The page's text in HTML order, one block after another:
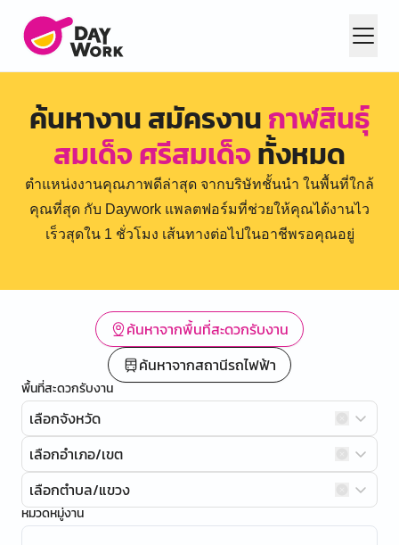
ค้นหางาน สมัครงานกาฬสินธุ์
สมเด็จ ศรีสมเด็จทั้งหมด
ตำแหน่งงานคุณภาพดีล่าสุด จากบริษัทชั้นนำ ในพื้นที่ใกล้
คุณที่สุด กับ Daywork แพลตฟอร์มที่ช่วยให้คุณได้งานไว
เร็วสุดใน 1 ชั่วโมง เส้นทางต่อไปในอาชีพรอคุณอยู่
ค้นหาจากพื้นที่สะดวกรับงาน
ค้นหาจากสถานีรถไฟฟ้า
พื้นที่สะดวกรับงาน
เลือกจังหวัด
เลือกอำเภอ/เขต
เลือกตำบล/แขวง
หมวดหมู่งาน